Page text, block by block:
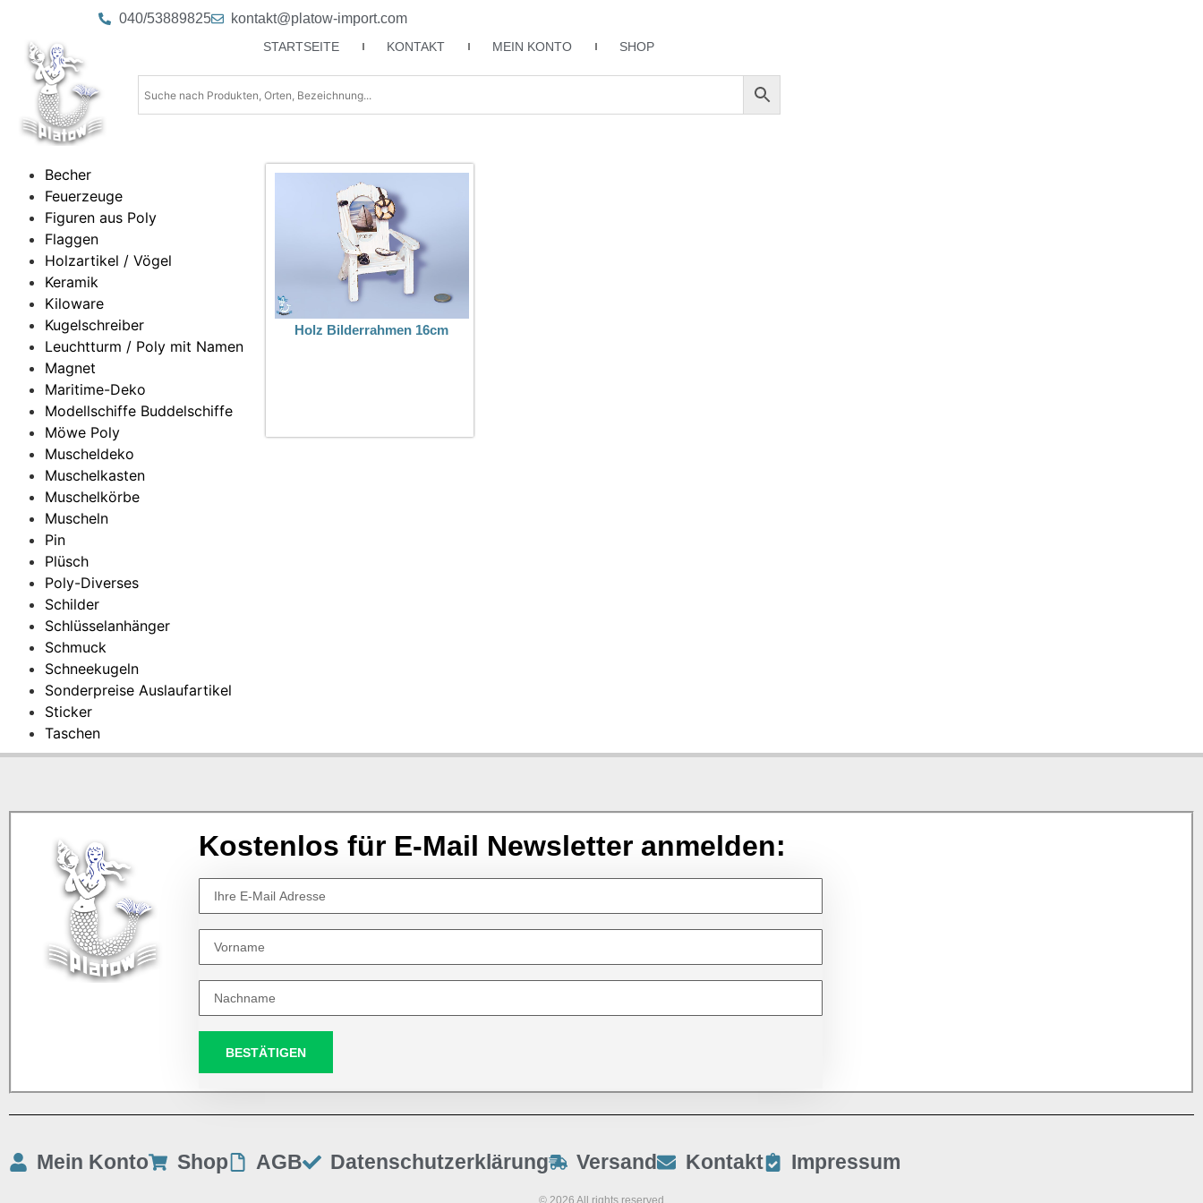
040/53889825 kontakt@platow-import.com
STARTSEITE KONTAKT MEIN KONTO SHOP
Becher
Feuerzeuge
Figuren aus Poly
Flaggen
Holzartikel / Vögel
Keramik
Kiloware
Kugelschreiber
Leuchtturm / Poly mit Namen
Magnet
Maritime-Deko
Modellschiffe Buddelschiffe
Möwe Poly
Muscheldeko
Muschelkasten
Muschelkörbe
Muscheln
Pin
Plüsch
Poly-Diverses
Schilder
Schlüsselanhänger
Schmuck
Schneekugeln
Sonderpreise Auslaufartikel
Sticker
Taschen
Holz Bilderrahmen 16cm
Kostenlos für E-Mail Newsletter anmelden:
BESTÄTIGEN
Mein Konto Shop AGB Datenschutzerklärung Versand Kontakt Impressum